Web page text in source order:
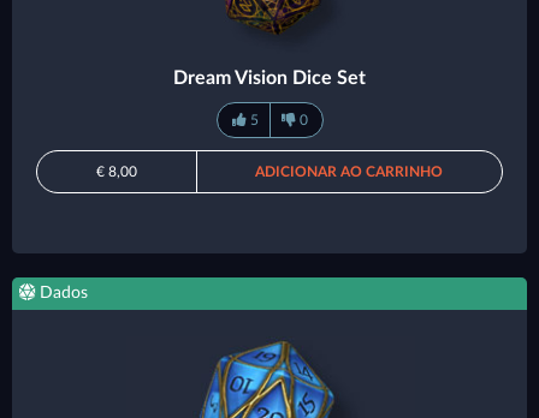
Dream Vision Dice Set
5 0
€ 8,00 ADICIONAR AO CARRINHO
Dados